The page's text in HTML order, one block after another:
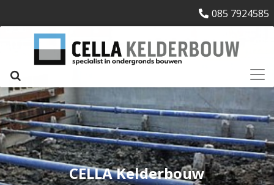
085 7924585
CELLA Kelderbouw